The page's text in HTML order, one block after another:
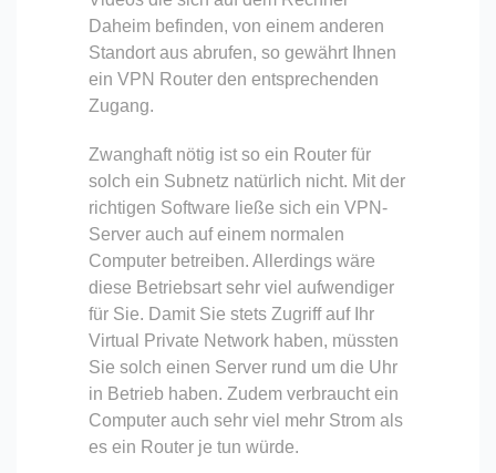
Daheim befinden, von einem anderen
Standort aus abrufen, so gewährt Ihnen
ein VPN Router den entsprechenden
Zugang.
Zwanghaft nötig ist so ein Router für
solch ein Subnetz natürlich nicht. Mit der
richtigen Software ließe sich ein VPN-
Server auch auf einem normalen
Computer betreiben. Allerdings wäre
diese Betriebsart sehr viel aufwendiger
für Sie. Damit Sie stets Zugriff auf Ihr
Virtual Private Network haben, müssten
Sie solch einen Server rund um die Uhr
in Betrieb haben. Zudem verbraucht ein
Computer auch sehr viel mehr Strom als
es ein Router je tun würde.